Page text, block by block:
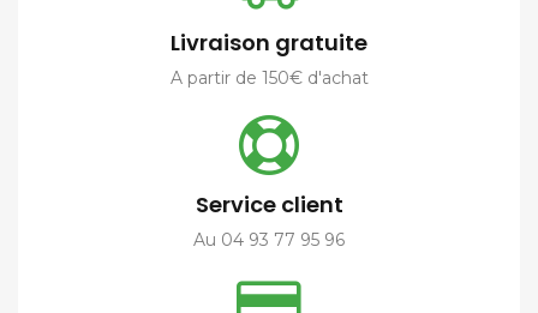
Livraison gratuite
A partir de 150€ d'achat
Service client
Au 04 93 77 95 96